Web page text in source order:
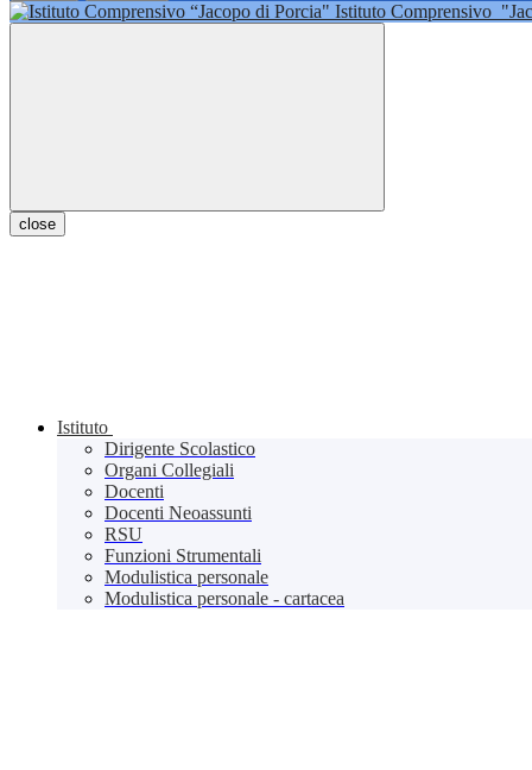
Istituto Comprensivo
close
Istituto
Dirigente Scolastico
Organi Collegiali
Docenti
Docenti Neoassunti
RSU
Funzioni Strumentali
Modulistica personale
Modulistica personale - cartacea